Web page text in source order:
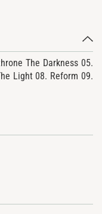
The Darkness 05.
Light 08. Reform 09.